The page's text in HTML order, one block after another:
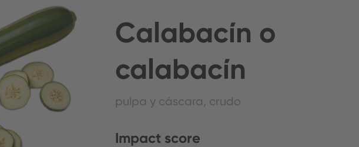
Calabacín o
calabacín
pulpa y cáscara, crudo
Impact score